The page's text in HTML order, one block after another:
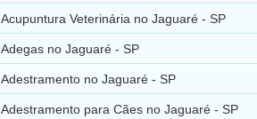
Acupuntura Veterinária no Jaguaré - SP
Adegas no Jaguaré - SP
Adestramento no Jaguaré - SP
Adestramento para Cães no Jaguaré - SP